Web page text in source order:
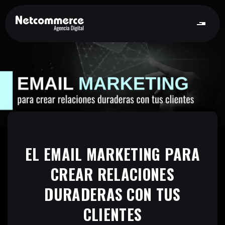
EL EMAIL MARKETING PARA
CREAR RELACIONES
DURADERAS CON TUS
CLIENTES